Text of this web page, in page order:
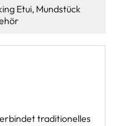
Etui, Mundstück
traditionelles